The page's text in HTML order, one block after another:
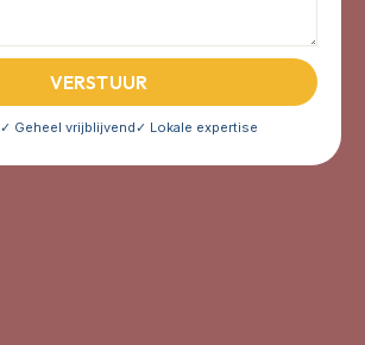
VERSTUUR
✓ Geheel vrijblijvend✓ Lokale expertise